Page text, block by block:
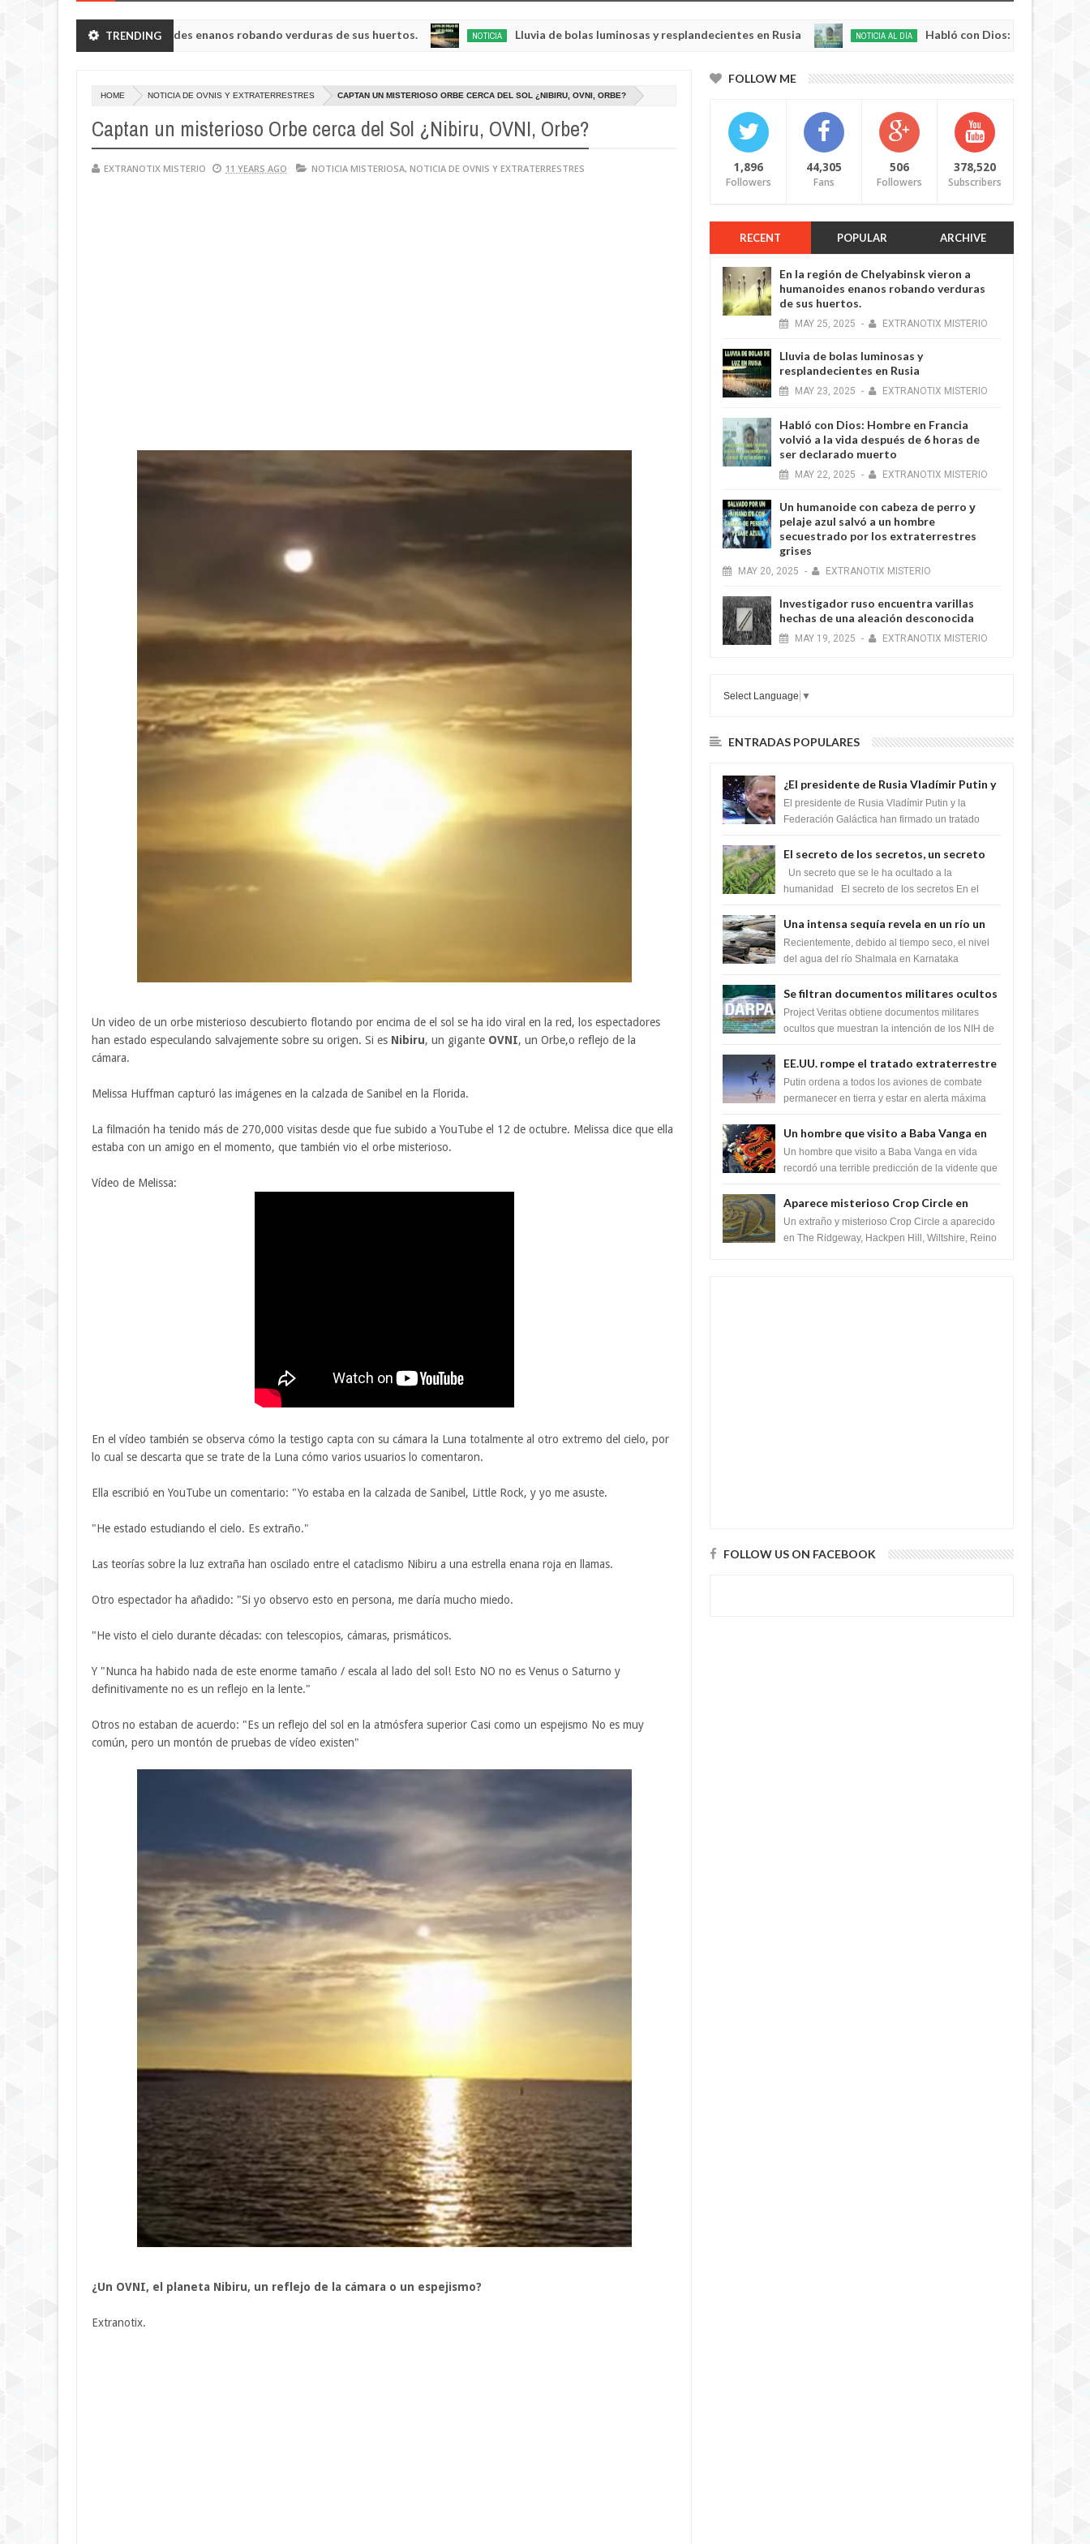
TRENDING
vieron a humanoides enanos robando verduras de sus huertos. NOTICIA Lluvia de bolas luminosas y resplandecientes en Rusia
20250
NOTICIA AL DÍA Habló con Dios: Hombre en Francia
HOME NOTICIA DE OVNIS Y EXTRATERRESTRES CAPTAN UN MISTERIOSO ORBE CERCA DEL SOL ¿NIBIRU, OVNI, ORBE?
Captan un misterioso Orbe cerca del Sol ¿Nibiru, OVNI, Orbe?
EXTRANOTIX MISTERIO 11 YEARS AGO NOTICIA MISTERIOSA, NOTICIA DE OVNIS Y EXTRATERRESTRES
Un video de un orbe misterioso descubierto flotando por encima de el sol se ha ido viral en la red, los espectadores
han estado especulando salvajemente sobre su origen. Si es Nibiru, un gigante OVNI, un Orbe,o reflejo de la
cámara.
Melissa Huffman capturó las imágenes en la calzada de Sanibel en la Florida.
La filmación ha tenido más de 270,000 visitas desde que fue subido a YouTube el 12 de octubre. Melissa dice que ella
estaba con un amigo en el momento, que también vio el orbe misterioso.
Vídeo de Melissa:
En el vídeo también se observa cómo la testigo capta con su cámara la Luna totalmente al otro extremo del cielo, por
lo cual se descarta que se trate de la Luna cómo varios usuarios lo comentaron.
Ella escribió en YouTube un comentario: "Yo estaba en la calzada de Sanibel, Little Rock, y yo me asuste.
"He estado estudiando el cielo. Es extraño."
Las teorías sobre la luz extraña han oscilado entre el cataclismo Nibiru a una estrella enana roja en llamas.
Otro espectador ha añadido: "Si yo observo esto en persona, me daría mucho miedo.
"He visto el cielo durante décadas: con telescopios, cámaras, prismáticos.
Y "Nunca ha habido nada de este enorme tamaño / escala al lado del sol! Esto NO no es Venus o Saturno y
definitivamente no es un reflejo en la lente."
Otros no estaban de acuerdo: "Es un reflejo del sol en la atmósfera superior Casi como un espejismo No es muy
común, pero un montón de pruebas de vídeo existen"
¿Un OVNI, el planeta Nibiru, un reflejo de la cámara o un espejismo?
Extranotix.
FOLLOW ME
1,896
Followers
44,305
Fans
506
Followers
378,520
Subscribers
RECENT POPULAR ARCHIVE
En la región de Chelyabinsk vieron a
humanoides enanos robando verduras
de sus huertos.
MAY 25, 2025 - EXTRANOTIX MISTERIO
Lluvia de bolas luminosas y
resplandecientes en Rusia
MAY 23, 2025 - EXTRANOTIX MISTERIO
Habló con Dios: Hombre en Francia
volvió a la vida después de 6 horas de
ser declarado muerto
MAY 22, 2025 - EXTRANOTIX MISTERIO
Un humanoide con cabeza de perro у
pelaje azul salvó a un hombre
secuestrado por los extraterrestres
grises
MAY 20, 2025 - EXTRANOTIX MISTERIO
Investigador ruso encuentra varillas
hechas de una aleación desconocida
MAY 19, 2025 - EXTRANOTIX MISTERIO
Select Language ▼
ENTRADAS POPULARES
¿El presidente de Rusia Vladímir Putin y
la Federación Galactica han firmado un
tratado para acabar con los Sionistas?
El presidente de Rusia Vladímir Putin y la
Federación Galáctica han firmado un tratado
Si...
El secreto de los secretos, un secreto
que cambiaría por completo el destino
de la humanidad
Un secreto que se le ha ocultado a la
humanidad El secreto de los secretos En el
m...
Una intensa sequía revela en un río un
impresionante hallazgo de miles de
Shiva Lingas
Recientemente, debido al tiempo seco, el nivel
del agua del río Shalmala en Karnataka
Shiv...
Se filtran documentos militares ocultos
que muestran la intención de los NIH de
crear el SARS-CoV-2, utilizando la
Project Veritas obtiene documentos militares
ocultos que muestran la intención de los NIH de
EE.UU. rompe el tratado extraterrestre
y se prepara para destruir el misterioso
satélite "Caballero Negro"
Putin ordena a todos los aviones de combate
permanecer en tierra y estar en alerta máxima
el ...
Un hombre que visito a Baba Vanga en
vida recordó la terrible predicción de la
vidente para febrero de 2022.
Un hombre que visito a Baba Vanga en vida
recordó una terrible predicción de la vidente que
pron...
Aparece misterioso Crop Circle en
Reino Unido 23 de junio 2016
Un extraño y misterioso Crop Circle a aparecido
en The Ridgeway, Hackpen Hill, Wiltshire, Reino
FOLLOW US ON FACEBOOK